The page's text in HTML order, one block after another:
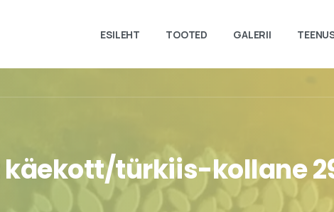
ESILEHT TOOTED GALERII
käekott/türkiis-kollane